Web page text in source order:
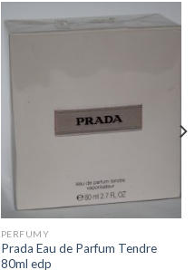
PERFUMY
Prada Eau de Parfum Tendre
80ml edp